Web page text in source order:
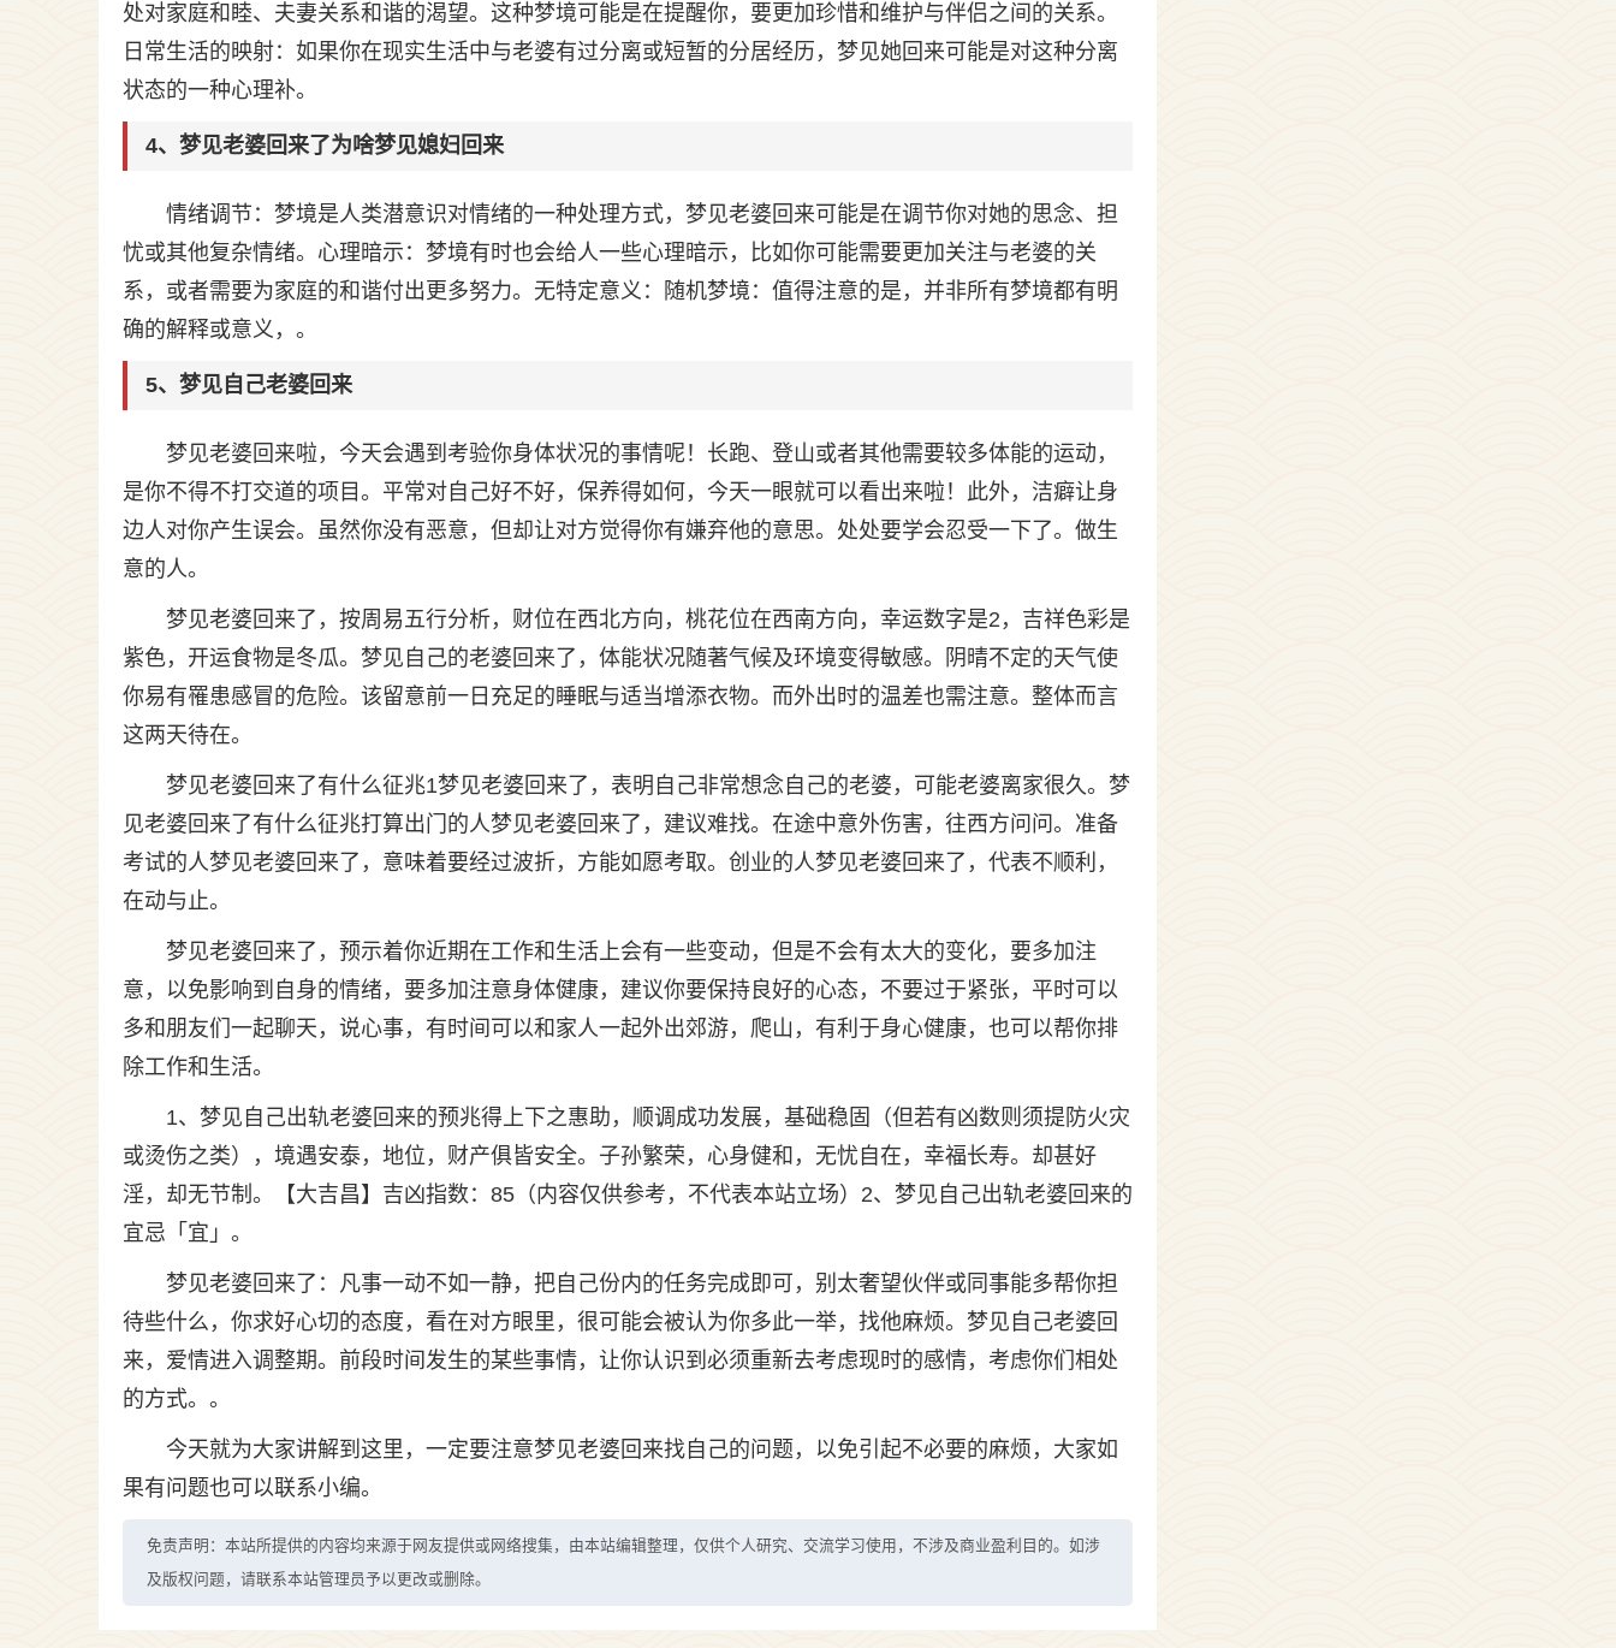
处对家庭和睦、夫妻关系和谐的渴望。这种梦境可能是在提醒你，要更加珍惜和维护与伴侣之间的关系。
日常生活的映射：如果你在现实生活中与老婆有过分离或短暂的分居经历，梦见她回来可能是对这种分离
状态的一种心理补。
4、梦见老婆回来了为啥梦见媳妇回来
情绪调节：梦境是人类潜意识对情绪的一种处理方式，梦见老婆回来可能是在调节你对她的思念、担
忧或其他复杂情绪。心理暗示：梦境有时也会给人一些心理暗示，比如你可能需要更加关注与老婆的关
系，或者需要为家庭的和谐付出更多努力。无特定意义：随机梦境：值得注意的是，并非所有梦境都有明
确的解释或意义，。
5、梦见自己老婆回来
梦见老婆回来啦，今天会遇到考验你身体状况的事情呢！长跑、登山或者其他需要较多体能的运动，
是你不得不打交道的项目。平常对自己好不好，保养得如何，今天一眼就可以看出来啦！此外，洁癖让身
边人对你产生误会。虽然你没有恶意，但却让对方觉得你有嫌弃他的意思。处处要学会忍受一下了。做生
意的人。
梦见老婆回来了，按周易五行分析，财位在西北方向，桃花位在西南方向，幸运数字是2，吉祥色彩是
紫色，开运食物是冬瓜。梦见自己的老婆回来了，体能状况随著气候及环境变得敏感。阴晴不定的天气使
你易有罹患感冒的危险。该留意前一日充足的睡眠与适当增添衣物。而外出时的温差也需注意。整体而言
这两天待在。
梦见老婆回来了有什么征兆1梦见老婆回来了，表明自己非常想念自己的老婆，可能老婆离家很久。梦
见老婆回来了有什么征兆打算出门的人梦见老婆回来了，建议难找。在途中意外伤害，往西方问问。准备
考试的人梦见老婆回来了，意味着要经过波折，方能如愿考取。创业的人梦见老婆回来了，代表不顺利，
在动与止。
梦见老婆回来了，预示着你近期在工作和生活上会有一些变动，但是不会有太大的变化，要多加注
意，以免影响到自身的情绪，要多加注意身体健康，建议你要保持良好的心态，不要过于紧张，平时可以
多和朋友们一起聊天，说心事，有时间可以和家人一起外出郊游，爬山，有利于身心健康，也可以帮你排
除工作和生活。
1、梦见自己出轨老婆回来的预兆得上下之惠助，顺调成功发展，基础稳固（但若有凶数则须提防火灾
或烫伤之类），境遇安泰，地位，财产俱皆安全。子孙繁荣，心身健和，无忧自在，幸福长寿。却甚好
淫，却无节制。【大吉昌】吉凶指数：85（内容仅供参考，不代表本站立场）2、梦见自己出轨老婆回来的
宜忌「宜」。
梦见老婆回来了：凡事一动不如一静，把自己份内的任务完成即可，别太奢望伙伴或同事能多帮你担
待些什么，你求好心切的态度，看在对方眼里，很可能会被认为你多此一举，找他麻烦。梦见自己老婆回
来，爱情进入调整期。前段时间发生的某些事情，让你认识到必须重新去考虑现时的感情，考虑你们相处
的方式。。
今天就为大家讲解到这里，一定要注意梦见老婆回来找自己的问题，以免引起不必要的麻烦，大家如
果有问题也可以联系小编。
免责声明：本站所提供的内容均来源于网友提供或网络搜集，由本站编辑整理，仅供个人研究、交流学习使用，不涉及商业盈利目的。如涉
及版权问题，请联系本站管理员予以更改或删除。